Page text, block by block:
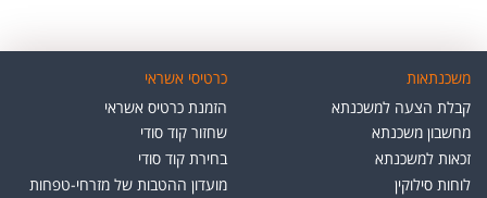
משכנתאות
קבלת הצעה למשכנתא
מחשבון משכנתא
זכאות למשכנתא
לוחות סילוקין
כרטיסי אשראי
הזמנת כרטיס אשראי
שחזור קוד סודי
בחירת קוד סודי
מועדון ההטבות של מזרחי-טפחות